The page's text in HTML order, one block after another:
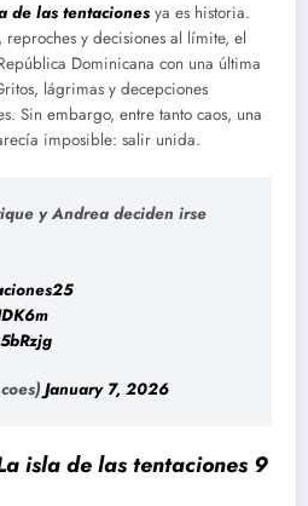
de las tentaciones ya es historia.
reproches y decisiones al límite, el
Dominicana con una última
lágrimas y decepciones
Sin embargo, entre tanto caos, una
imposible: salir unida.
y Andrea deciden irse
January 7, 2026
isla de las tentaciones 9